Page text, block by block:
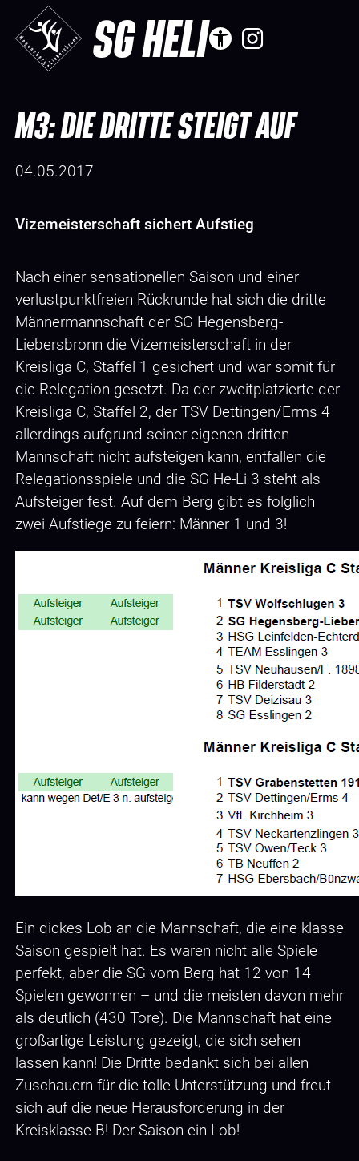
SG HELI
M3: DIE DRITTE STEIGT AUF
04.05.2017
Vizemeisterschaft sichert Aufstieg
Nach einer sensationellen Saison und einer
verlustpunktfreien Rückrunde hat sich die dritte
Männermannschaft der SG Hegensberg-
Liebersbronn die Vizemeisterschaft in der
Kreisliga C, Staffel 1 gesichert und war somit für
die Relegation gesetzt. Da der zweitplatzierte der
Kreisliga C, Staffel 2, der TSV Dettingen/Erms 4
allerdings aufgrund seiner eigenen dritten
Mannschaft nicht aufsteigen kann, entfallen die
Relegationsspiele und die SG He-Li 3 steht als
Aufsteiger fest. Auf dem Berg gibt es folglich
zwei Aufstiege zu feiern: Männer 1 und 3!
Ein dickes Lob an die Mannschaft, die eine klasse
Saison gespielt hat. Es waren nicht alle Spiele
perfekt, aber die SG vom Berg hat 12 von 14
Spielen gewonnen – und die meisten davon mehr
als deutlich (430 Tore). Die Mannschaft hat eine
großartige Leistung gezeigt, die sich sehen
lassen kann! Die Dritte bedankt sich bei allen
Zuschauern für die tolle Unterstützung und freut
sich auf die neue Herausforderung in der
Kreisklasse B! Der Saison ein Lob!